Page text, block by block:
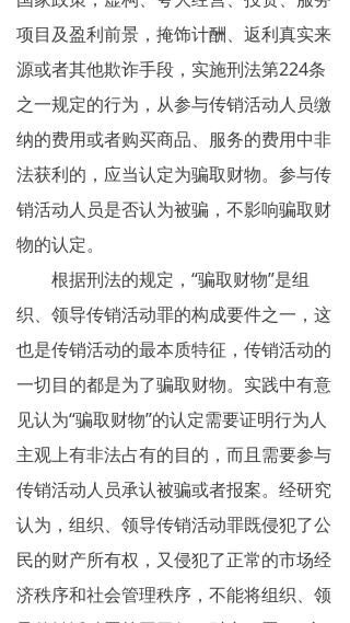
项目及盈利前景，掩饰计酬、返利真实来
源或者其他欺诈手段，实施刑法第224条
之一规定的行为，从参与传销活动人员缴
纳的费用或者购买商品、服务的费用中非
法获利的，应当认定为骗取财物。参与传
销活动人员是否认为被骗，不影响骗取财
物的认定。
根据刑法的规定，“骗取财物”是组
织、领导传销活动罪的构成要件之一，这
也是传销活动的最本质特征，传销活动的
一切目的都是为了骗取财物。实践中有意
见认为“骗取财物”的认定需要证明行为人
主观上有非法占有的目的，而且需要参与
传销活动人员承认被骗或者报案。经研究
认为，组织、领导传销活动罪既侵犯了公
民的财产所有权，又侵犯了正常的市场经
济秩序和社会管理秩序，不能将组织、领